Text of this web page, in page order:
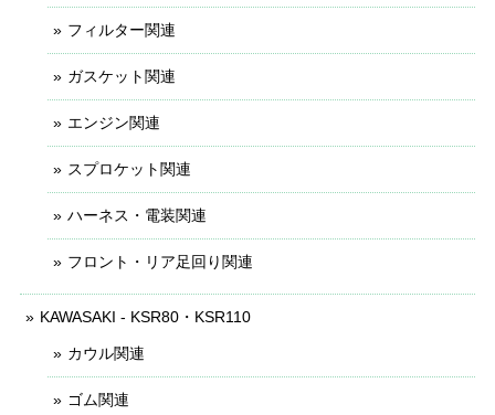
フィルター関連
ガスケット関連
エンジン関連
スプロケット関連
ハーネス・電装関連
フロント・リア足回り関連
KAWASAKI - KSR80・KSR110
カウル関連
ゴム関連